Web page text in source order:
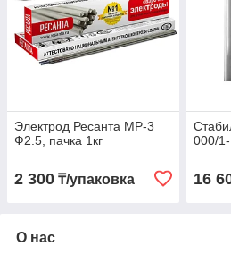
Электрод Ресанта МР-3
Ф2.5, пачка 1кг
2 300 ₸/упаковка
000/
16
О нас